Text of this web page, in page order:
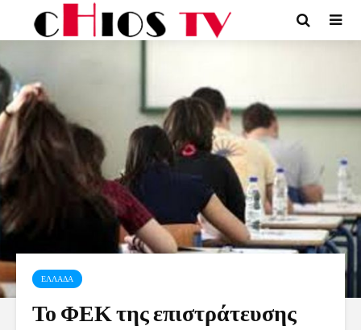
ΕΛΛΑΔΑ
Το ΦΕΚ της επιστράτευσης